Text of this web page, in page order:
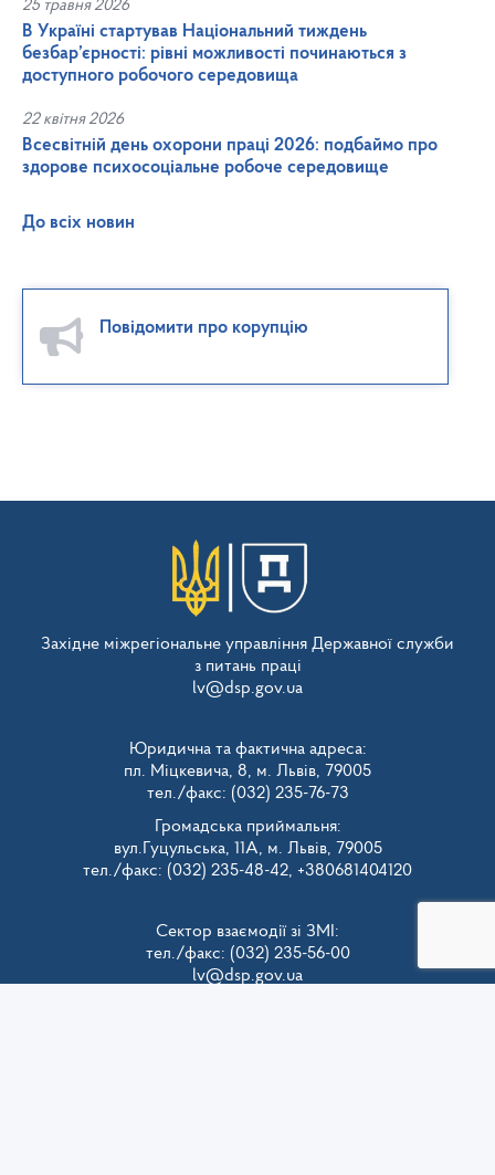
25 травня 2026
В Україні стартував Національний тиждень
безбар’єрності: рівні можливості починаються з
доступного робочого середовища
22 квітня 2026
Всесвітній день охорони праці 2026: подбаймо про
здорове психосоціальне робоче середовище
До всіх новин
Повідомити про корупцію
Західне міжрегіональне управління Державної служби
з питань праці
lv@dsp.gov.ua
Юридична та фактична адреса:
пл. Міцкевича, 8, м. Львів, 79005
тел./факс: (032) 235-76-73
Громадська приймальня:
вул.Гуцульська, 11А, м. Львів, 79005
тел./факс: (032) 235-48-42, +380681404120
Сектор взаємодії зі ЗМІ:
тел./факс: (032) 235-56-00
lv@dsp.gov.ua